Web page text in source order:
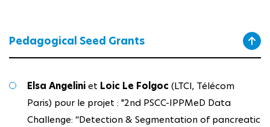
Pedagogical Seed Grants
Elsa Angeliniet Loic Le Folgoc (LTCI, Télécom
Paris) pour le projet : "2nd PSCC-IPPMeD Data
Challenge: “Detection & Segmentation of pancreatic